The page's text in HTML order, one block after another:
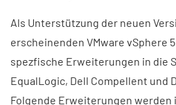
Als Unterstützung der neuen
erscheinenden VMware vSphere
spezfische Erweiterungen in die
EqualLogic, Dell Compellent und
Folgende Erweiterungen